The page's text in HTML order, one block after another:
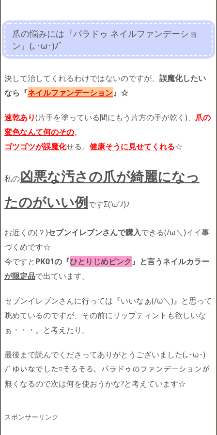
爪の悩みには『パラドゥ ネイルファンデーショ
ン』(｡･ω･)ﾉﾞ
決して治してくれるわけではないのですが、 誤魔化したい
なら『ネイルファンデーション』☆
速乾あり(片手を塗っている間にもう片方の手が乾く )、 爪の
変色なんて何のその。
ゴツゴツが誤魔化せる。 健康そうに見せてくれる☆
私の凶悪な汚さの爪が綺麗になっ
たのがいい例ですΣ(‘ω’ﾉ)ﾉ
お近くの(？)セブンイレブンさんで購入できる(/ω＼)イイ事
づくめです☆
今ですとPK01の『ひとりじめピンク』と言うネイルカラー
が限定品で出ています。
セブンイレブンさんに行っては『いいなぁ(/ω＼)』と思って
眺めているのですが、その前にリップティントも欲しいな
ぁ・・・。と考えたり。
最後まで読んでくださってありがとうございました(｡･ω･)
ﾉﾞゆいなでした♡そろそろ、パラドゥのファンデーションが
無くなるので次は何を使おうかな?と考えています☆
スポンサーリンク